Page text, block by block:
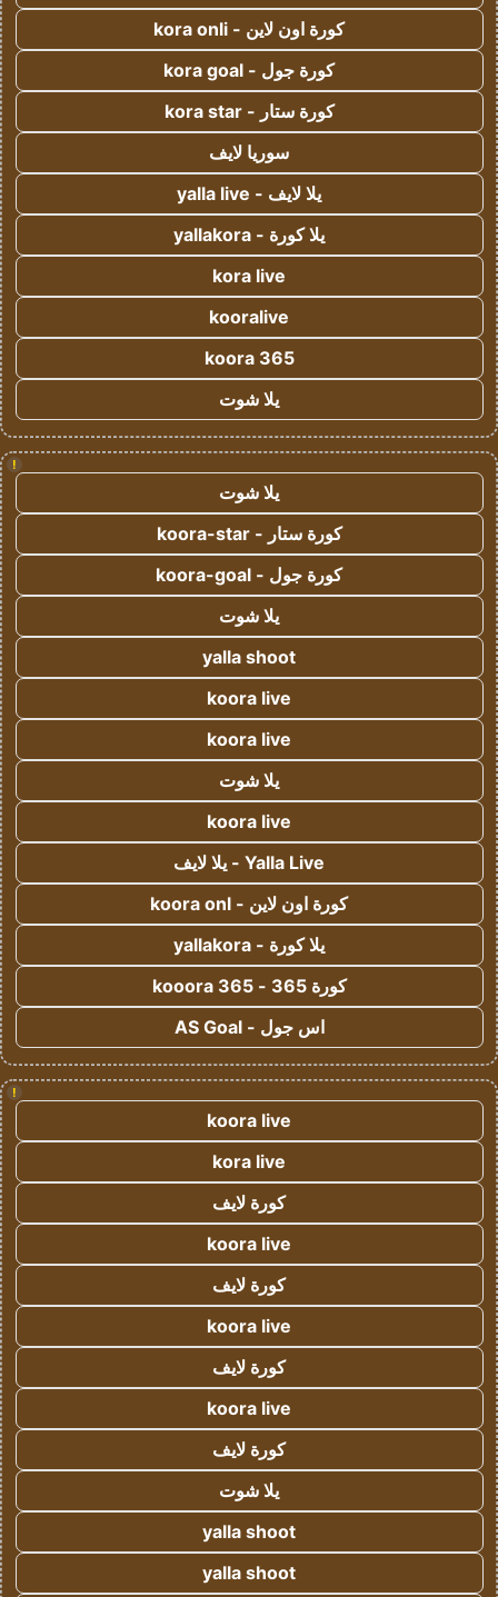
كورة اون لاين - kora onli
كورة جول - kora goal
كورة ستار - kora star
سوريا لايف
يلا لايف - yalla live
يلا كورة - yallakora
kora live
kooralive
koora 365
يلا شوت
!
يلا شوت
كورة ستار - koora-star
كورة جول - koora-goal
يلا شوت
yalla shoot
koora live
koora live
يلا شوت
koora live
Yalla Live - يلا لايف
كورة اون لاين - koora onl
يلا كورة - yallakora
كورة 365 - kooora 365
اس جول - AS Goal
!
koora live
kora live
كورة لايف
koora live
كورة لايف
koora live
كورة لايف
koora live
كورة لايف
يلا شوت
yalla shoot
yalla shoot